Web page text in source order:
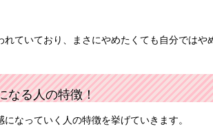
れていており、まさにやめたくても自分ではや
なる人の特徴！
なっていく人の特徴を挙げていきます。